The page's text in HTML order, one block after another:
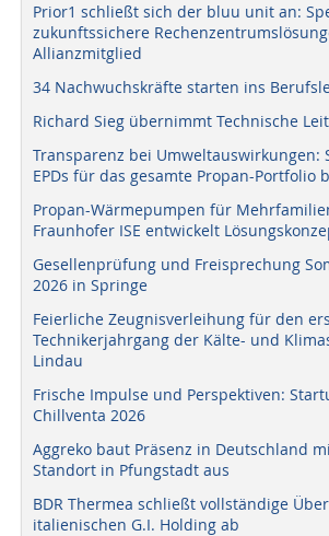
Prior1 schließt sich der bluu unit an:
zukunftssichere
Allianzmitglied
34 Nachwuchskräfte starten ins
Richard Sieg übernimmt Technische
Transparenz bei Umweltauswirkungen:
EPDs für das gesamte Propan-Portfolio
Propan-Wärmepumpen für
Fraunhofer ISE entwickelt
Gesellenprüfung und Freisprechung
2026 in Springe
Feierliche Zeugnisverleihung für den
Technikerjahrgang der Kälte- und
Lindau
Frische Impulse und Perspektiven:
Chillventa 2026
Aggreko baut Präsenz in Deutschland
Standort in Pfungstadt aus
BDR Thermea schließt vollständige
italienischen G.I. Holding ab